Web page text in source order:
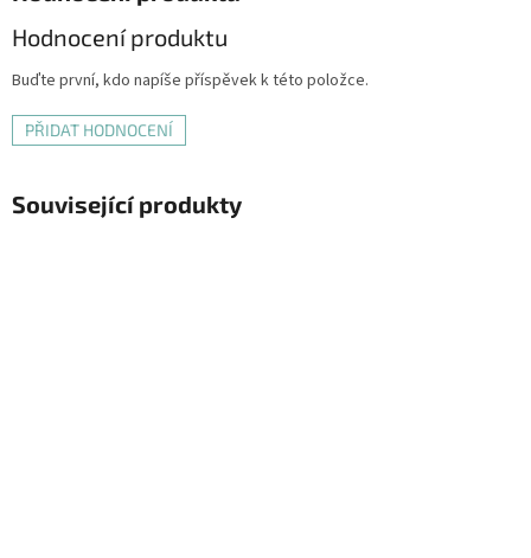
Hodnocení produktu
Buďte první, kdo napíše příspěvek k této položce.
PŘIDAT HODNOCENÍ
Související produkty